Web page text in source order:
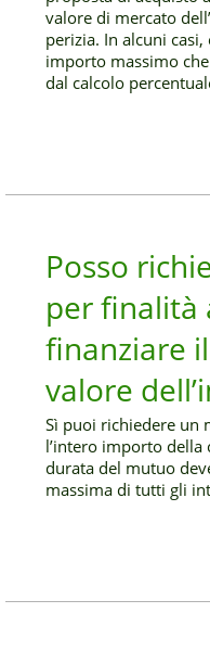
valore di mercato
perizia. In alcuni
importo massimo
dal calcolo
Posso
per finalità
finanziare
valore
Sì puoi richiedere un
l’intero importo della
durata del mutuo
massima di tutti gli